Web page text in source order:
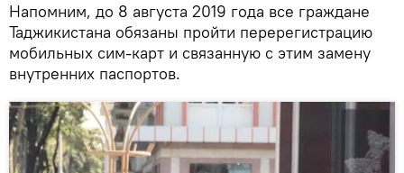
Напомним, до 8 августа 2019 года все граждане
Таджикистана обязаны пройти перерегистрацию
мобильных сим-карт и связанную с этим замену
внутренних паспортов.